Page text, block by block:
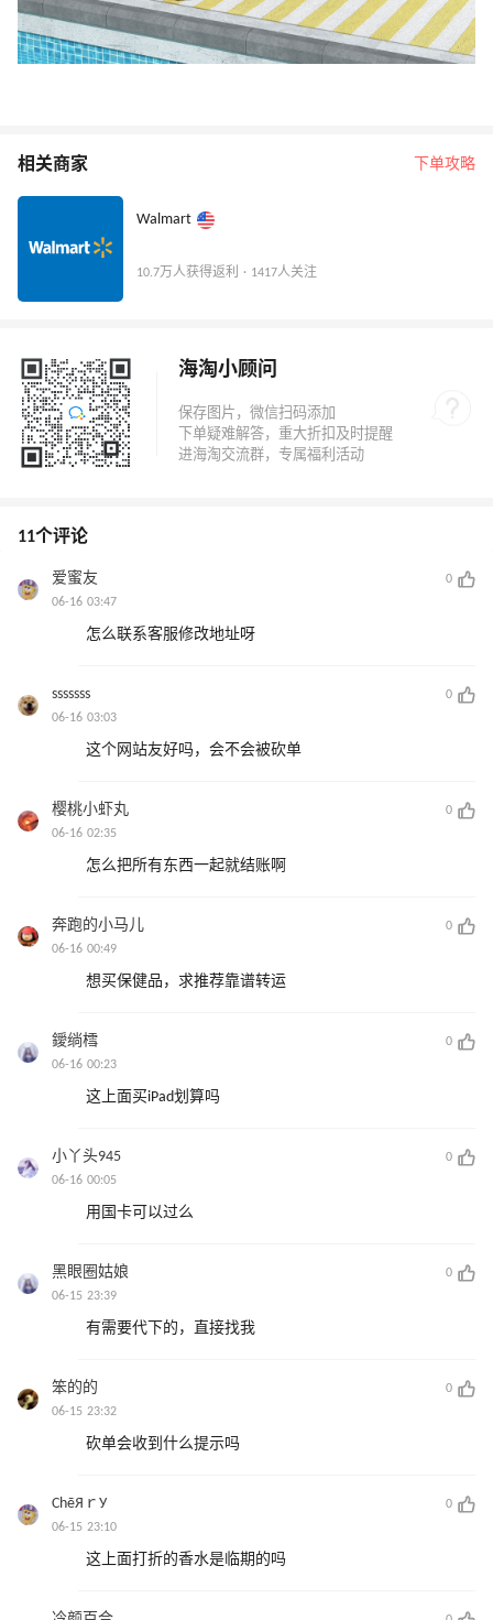
相关商家 下单攻略
Walmart
10.7万人获得返利 · 1417人关注
海淘小顾问
11个评论
爱蜜友
0
06-16 03:47
怎么联系客服修改地址呀
sssssss
0
06-16 03:03
这个网站友好吗，会不会被砍单
樱桃小虾丸
0
06-16 02:35
怎么把所有东西一起就结账啊
奔跑的小马儿
0
06-16 00:49
想买保健品，求推荐靠谱转运
鑀绱樰
0
06-16 00:23
这上面买iPad划算吗
小丫头945
0
06-16 00:05
用国卡可以过么
黑眼圈姑娘
0
06-15 23:39
有需要代下的，直接找我
笨的的
0
06-15 23:32
砍单会收到什么提示吗
СhēЯｒУ
0
06-15 23:10
这上面打折的香水是临期的吗